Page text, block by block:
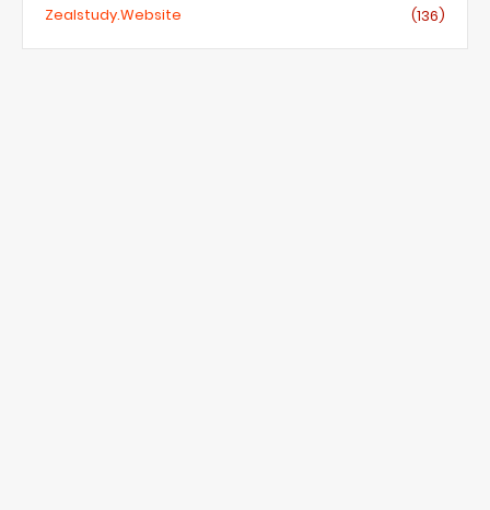
Zealstudy.website
(136)